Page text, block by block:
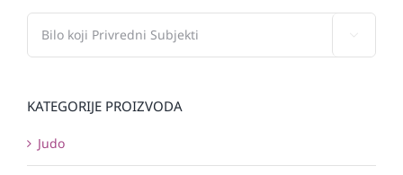
KATEGORIJE PROIZVODA
Judo